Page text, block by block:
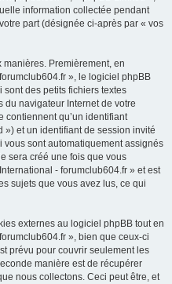
information collectée pendant
part (désignée ci-après par « vos
Premièrement, en
», le logiciel phpBB
des petits fichiers textes
du navigateur Internet de votre
contiennent qu’un identifiant
et un identifiant de session invité
sont automatiquement assignés
sera créé une fois que vous
- forumclub604.fr » et est
sujets que vous avez lus, ce qui
externes au logiciel phpBB tout en
», bien que ceux-ci
prévu pour couvrir seulement les
manière est de récupérer
nous collectons. Ceci peut être, et